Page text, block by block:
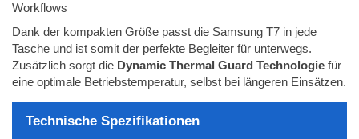
Workflows
Dank der kompakten Größe passt die Samsung T7 in jede
Tasche und ist somit der perfekte Begleiter für unterwegs.
Zusätzlich sorgt die Dynamic Thermal Guard Technologie für
eine optimale Betriebstemperatur, selbst bei längeren Einsätzen.
Technische Spezifikationen